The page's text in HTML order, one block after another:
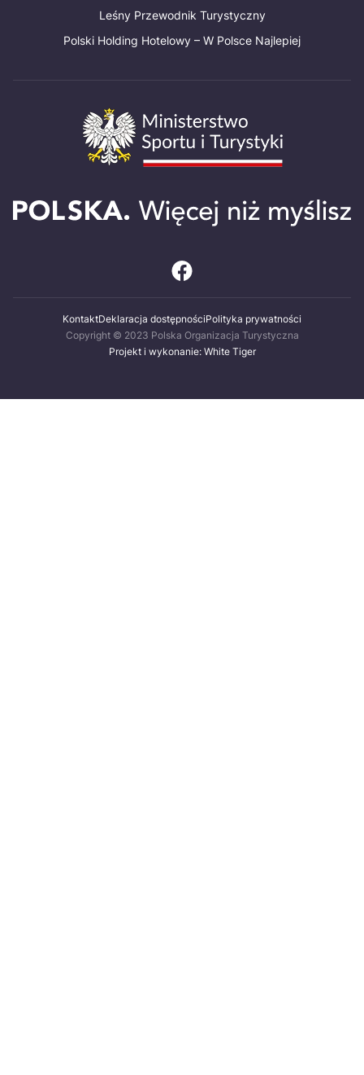
Leśny Przewodnik Turystyczny
Polski Holding Hotelowy – W Polsce Najlepiej
KontaktDeklaracja dostępnościPolityka prywatności
Copyright © 2023 Polska Organizacja Turystyczna
Projekt i wykonanie: White Tiger